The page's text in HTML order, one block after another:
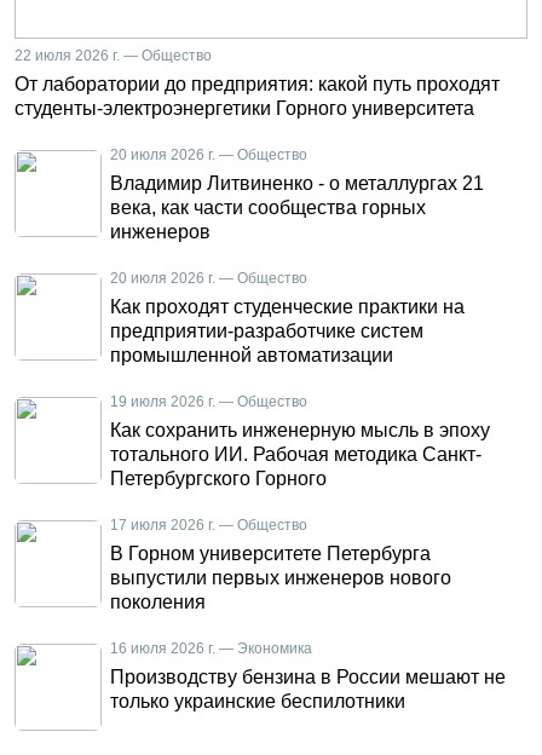
22 июля 2026 г. — Общество
От лаборатории до предприятия: какой путь проходят
студенты-электроэнергетики Горного университета
20 июля 2026 г. — Общество
Владимир Литвиненко - о металлургах 21
века, как части сообщества горных
инженеров
20 июля 2026 г. — Общество
Как проходят студенческие практики на
предприятии-разработчике систем
промышленной автоматизации
19 июля 2026 г. — Общество
Как сохранить инженерную мысль в эпоху
тотального ИИ. Рабочая методика Санкт-
Петербургского Горного
17 июля 2026 г. — Общество
В Горном университете Петербурга
выпустили первых инженеров нового
поколения
16 июля 2026 г. — Экономика
Производству бензина в России мешают не
только украинские беспилотники